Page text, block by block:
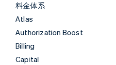
料金体系
Atlas
Authorization Boost
Billing
Capital